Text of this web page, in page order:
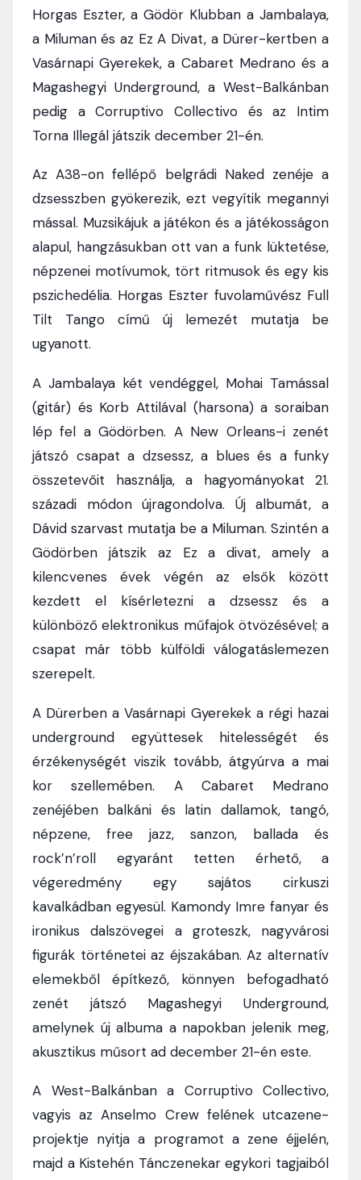
Horgas Eszter, a Gödör Klubban a Jambalaya,
a Miluman és az Ez A Divat, a Dürer-kertben a
Vasárnapi Gyerekek, a Cabaret Medrano és a
Magashegyi Underground, a West-Balkánban
pedig a Corruptivo Collectivo és az Intim
Torna Illegál játszik december 21-én.
Az A38-on fellépő belgrádi Naked zenéje a
dzsesszben gyökerezik, ezt vegyítik megannyi
mással. Muzsikájuk a játékon és a játékosságon
alapul, hangzásukban ott van a funk lüktetése,
népzenei motívumok, tört ritmusok és egy kis
pszichedélia. Horgas Eszter fuvolaművész Full
Tilt Tango című új lemezét mutatja be
ugyanott.
A Jambalaya két vendéggel, Mohai Tamással
(gitár) és Korb Attilával (harsona) a soraiban
lép fel a Gödörben. A New Orleans-i zenét
játszó csapat a dzsessz, a blues és a funky
összetevőit használja, a hagyományokat 21.
századi módon újragondolva. Új albumát, a
Dávid szarvast mutatja be a Miluman. Szintén a
Gödörben játszik az Ez a divat, amely a
kilencvenes évek végén az elsők között
kezdett el kísérletezni a dzsessz és a
különböző elektronikus műfajok ötvözésével; a
csapat már több külföldi válogatáslemezen
szerepelt.
A Dürerben a Vasárnapi Gyerekek a régi hazai
underground együttesek hitelességét és
érzékenységét viszik tovább, átgyúrva a mai
kor szellemében. A Cabaret Medrano
zenéjében balkáni és latin dallamok, tangó,
népzene, free jazz, sanzon, ballada és
rock’n’roll egyaránt tetten érhető, a
végeredmény egy sajátos cirkuszi
kavalkádban egyesül. Kamondy Imre fanyar és
ironikus dalszövegei a groteszk, nagyvárosi
figurák történetei az éjszakában. Az alternatív
elemekből építkező, könnyen befogadható
zenét játszó Magashegyi Underground,
amelynek új albuma a napokban jelenik meg,
akusztikus műsort ad december 21-én este.
A West-Balkánban a Corruptivo Collectivo,
vagyis az Anselmo Crew felének utcazene-
projektje nyitja a programot a zene éjjelén,
majd a Kistehén Tánczenekar egykori tagjaiból